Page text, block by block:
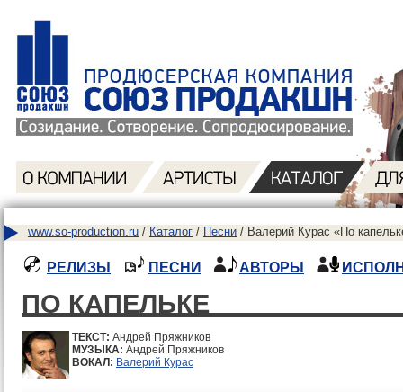
www.so-production.ru / Каталог / Песни / Валерий Курас «По
РЕЛИЗЫ ПЕСНИ АВТОРЫ
ПО КАПЕЛЬКЕ
ТЕКСТ: Андрей Пряжников
МУЗЫКА: Андрей Пряжников
ВОКАЛ: Валерий Курас